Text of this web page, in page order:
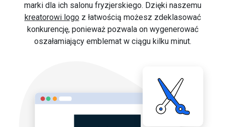
marki dla ich salonu fryzjerskiego. Dzięki naszemu
kreatorowi logoz łatwością możesz zdeklasować
konkurencję, ponieważ pozwala on wygenerować
oszałamiający emblemat w ciągu kilku minut.